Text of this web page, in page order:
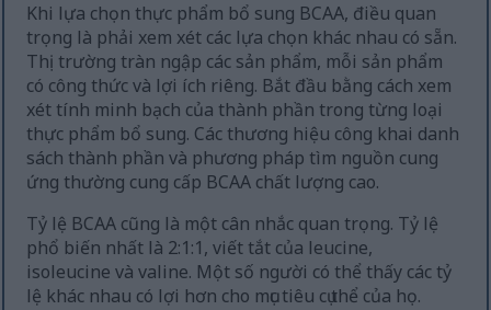
Khi lựa chọn thực phẩm bổ sung BCAA, điều quan
trọng là phải xem xét các lựa chọn khác nhau có sẵn.
Thị trường tràn ngập các sản phẩm, mỗi sản phẩm
có công thức và lợi ích riêng. Bắt đầu bằng cách xem
xét tính minh bạch của thành phần trong từng loại
thực phẩm bổ sung. Các thương hiệu công khai danh
sách thành phần và phương pháp tìm nguồn cung
ứng thường cung cấp BCAA chất lượng cao.
Tỷ lệ BCAA cũng là một cân nhắc quan trọng. Tỷ lệ
phổ biến nhất là 2:1:1, viết tắt của leucine,
isoleucine và valine. Một số người có thể thấy các tỷ
lệ khác nhau có lợi hơn cho mục tiêu cụ thể của họ.